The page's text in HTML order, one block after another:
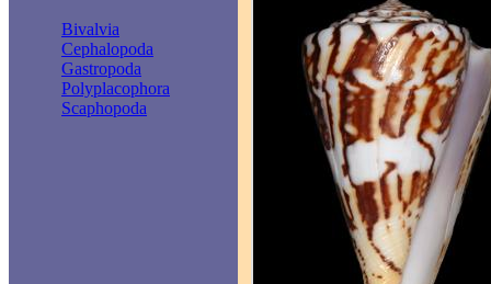
Bivalvia
Cephalopoda
Gastropoda
Polyplacophora
Scaphopoda